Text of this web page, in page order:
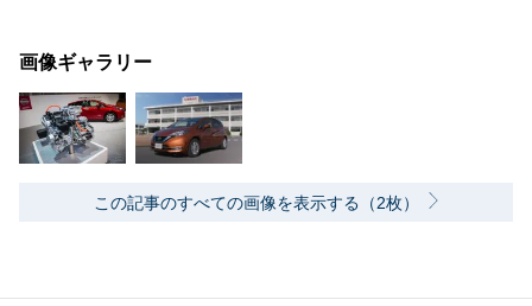
画像ギャラリー
この記事のすべての画像を表示する（2枚）